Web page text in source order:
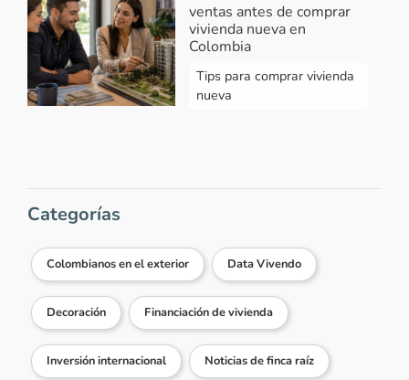
ventas antes de comprar
vivienda nueva en
Colombia
Tips para comprar vivienda
nueva
Categorías
Colombianos en el exterior Data Vivendo
Decoración Financiación de vivienda
Inversión internacional Noticias de finca raíz